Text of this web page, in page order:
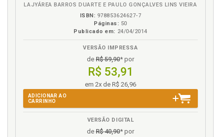
LAJYÁREA BARROS DUARTE E PAULO GONÇALVES LINS VIEIRA
ISBN: 978853624627-7
Páginas: 50
Publicado em: 24/04/2014
VERSÃO IMPRESSA
de R$ 59,90* por
R$ 53,91
em 2x de R$ 26,96
ADICIONAR AO
CARRINHO
VERSÃO DIGITAL
de R$ 40,90* por